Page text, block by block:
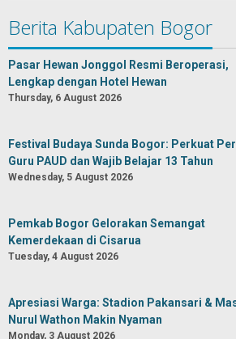
Berita Kabupaten Bogor
Pasar Hewan Jonggol Resmi Beroperasi,
Lengkap dengan Hotel Hewan
Thursday, 6 August 2026
Festival Budaya Sunda Bogor: Perkuat
Guru PAUD dan Wajib Belajar 13 Tahun
Wednesday, 5 August 2026
Pemkab Bogor Gelorakan Semangat
Kemerdekaan di Cisarua
Tuesday, 4 August 2026
Apresiasi Warga: Stadion Pakansari &
Nurul Wathon Makin Nyaman
Monday, 3 August 2026